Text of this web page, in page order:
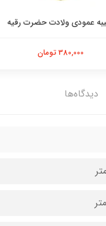
عمودی ولادت حضرت رقیه
380,000 تومان
دیدگاه‌ها